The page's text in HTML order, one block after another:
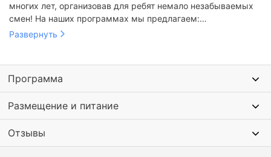
многих лет, организовав для ребят немало незабываемых
смен! На наших программах мы предлагаем:
захватывающие реальные приключения, морские
Развернуть
Программа
Размещение и питание
Отзывы